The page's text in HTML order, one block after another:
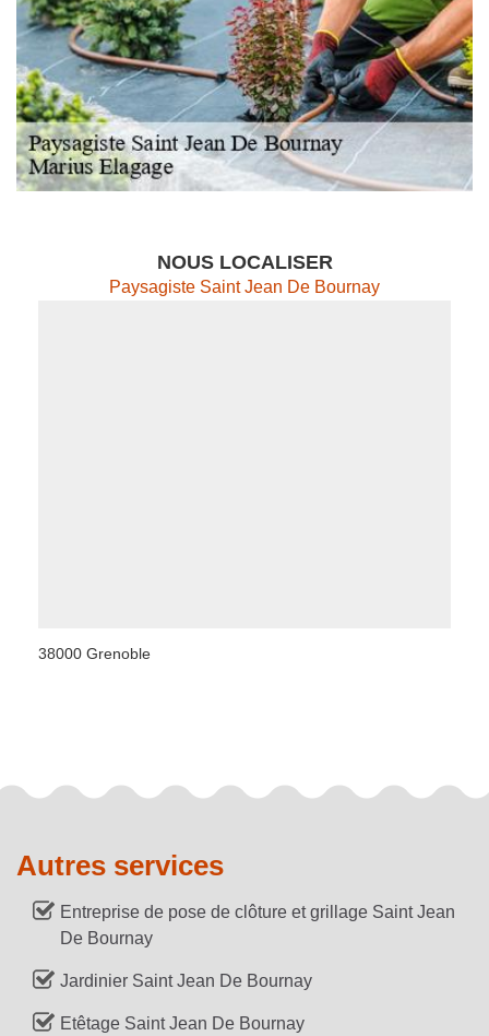
NOUS LOCALISER
Paysagiste Saint Jean De Bournay
38000 Grenoble
Autres services
Entreprise de pose de clôture et grillage Saint Jean
De Bournay
Jardinier Saint Jean De Bournay
Etêtage Saint Jean De Bournay